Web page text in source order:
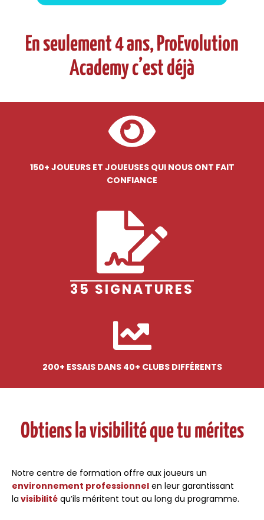
En seulement 4 ans, ProEvolution
Academy c’est déjà
150+ JOUEURS ET JOUEUSES QUI NOUS ONT FAIT
CONFIANCE
35 SIGNATURES
200+ ESSAIS DANS 40+ CLUBS DIFFÉRENTS
Obtiens la visibilité que tu mérites
Notre centre de formation offre aux joueurs un
environnement professionnel en leur garantissant
la visibilité qu’ils méritent tout au long du programme.